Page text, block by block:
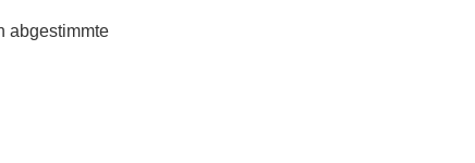
abgestimmte